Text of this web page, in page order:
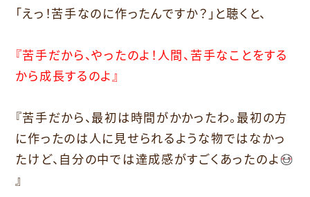
「えっ！苦手なのに作ったんですか？」と聴くと、
『苦手だから、やったのよ！人間、苦手なことをする
から成長するのよ』
『苦手だから、最初は時間がかかったわ。最初の方
に作ったのは人に見せられるような物ではなかっ
たけど、自分の中では達成感がすごくあったのよ
』